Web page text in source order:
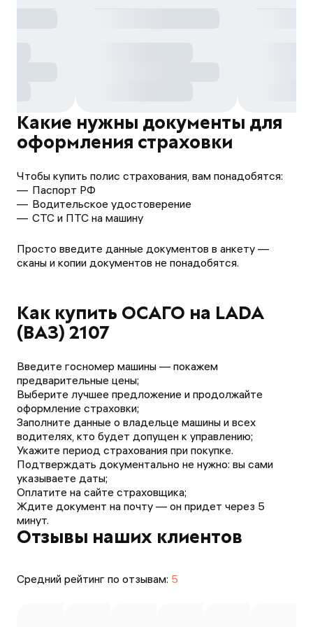
Какие нужны документы для
оформления страховки
Чтобы купить полис страхования, вам понадобятся:
Паспорт РФ
Водительское удостоверение
СТС и ПТС на машину
Просто введите данные документов в анкету —
сканы и копии документов не понадобятся.
Как купить ОСАГО на LADA
(ВАЗ) 2107
Введите госномер машины — покажем
предварительные цены;
Выберите лучшее предложение и продолжайте
оформление страховки;
Заполните данные о владельце машины и всех
водителях, кто будет допущен к управлению;
Укажите период страхования при покупке.
Подтверждать документально не нужно: вы сами
указываете даты;
Оплатите на сайте страховщика;
Ждите документ на почту — он придет через 5
минут.
Отзывы наших клиентов
Средний рейтинг по отзывам: 5